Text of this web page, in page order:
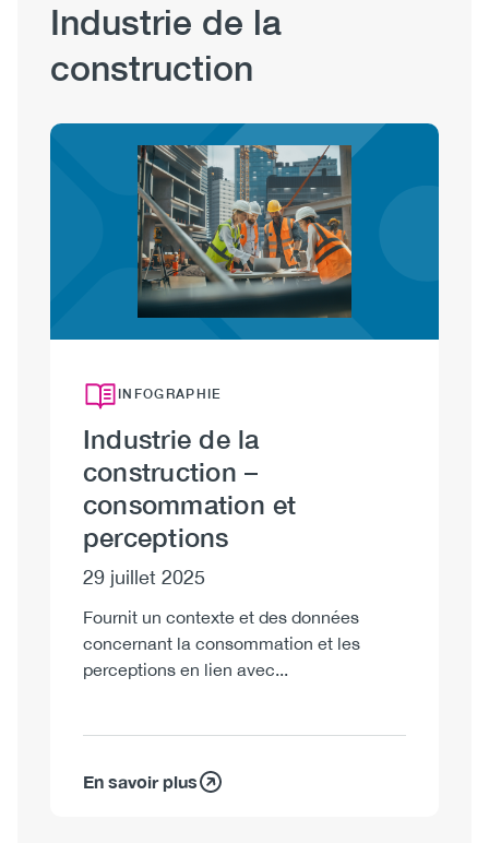
Publication
Hub
Sections
Industrie de la
construction
Image
INFOGRAPHIE
Industrie de la
construction –
consommation et
perceptions
29 juillet 2025
Fournit un contexte et des données
concernant la consommation et les
perceptions en lien avec...
En savoir plus